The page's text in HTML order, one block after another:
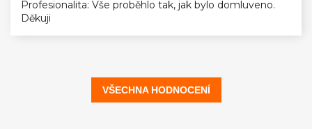
Profesionalita: Vše proběhlo tak, jak bylo domluveno.
Děkuji
VŠECHNA HODNOCENÍ